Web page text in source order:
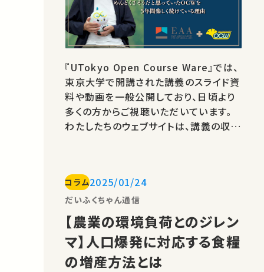
『UTokyo Open Course Ware』では、
東京大学で開講された講義のスライド資
料や動画を一般公開しており、日頃より
多くの方からご視聴いただいています。
わたしたちのウェブサイトは、講義の収録
2024年と連続して『学術フロンティア講
義「30年後の世界へ」』シリーズを収録さ
せてくださった東京大学東アジア藝文
書…
コラム2025/01/24
だいふくちゃん通信
【農業の環境負荷とのジレン
マ】人口爆発に対応する食糧
の増産方法とは